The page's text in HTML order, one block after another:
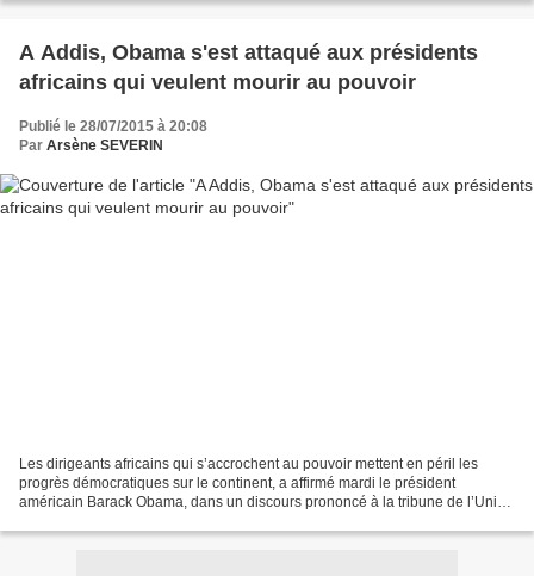
A Addis, Obama s'est attaqué aux présidents
africains qui veulent mourir au pouvoir
Publié le 28/07/2015 à 20:08
Par Arsène SEVERIN
Les dirigeants africains qui s’accrochent au pouvoir mettent en péril les
progrès démocratiques sur le continent, a affirmé mardi le président
américain Barack Obama, dans un discours prononcé à la tribune de l’Union